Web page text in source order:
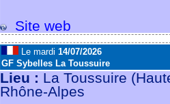
Site web
Le mardi 14/07/2026
GF Sybelles La Toussuire
Lieu : La Toussuire
Rhône-Alpes